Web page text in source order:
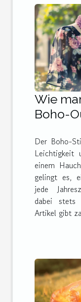
Wie
Boho-
Der Boho-
Leichtigkeit
einem
gelingt es,
jede
dabei stets
Artikel gibt